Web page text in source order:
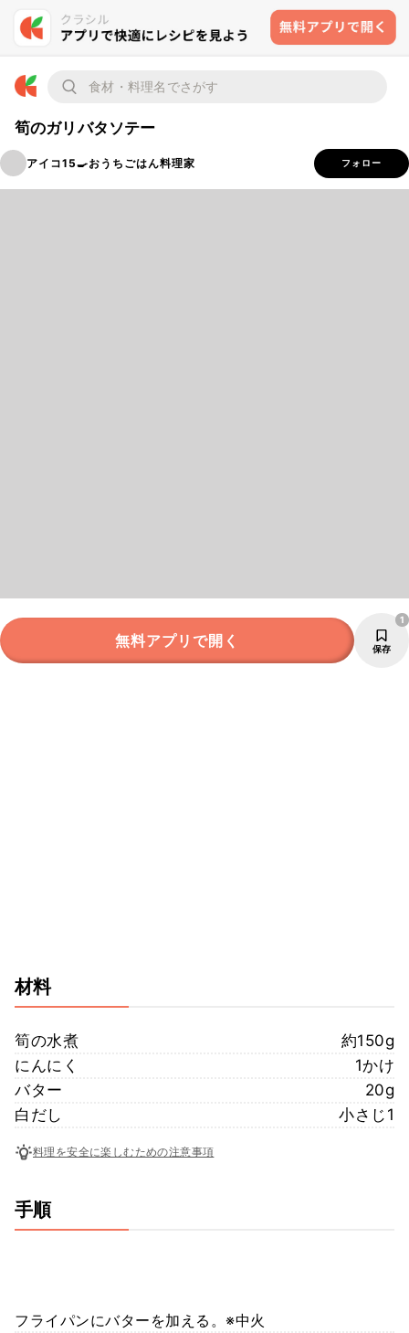
筍のガリバタソテー
アイコ15🍳おうちごはん料理家 フォロー
無料アプリで開く 保存
1
材料
筍の水煮
約150g
にんにく
1かけ
バター
20g
白だし
小さじ1
料理を安全に楽しむための注意事項
手順
フライパンにバターを加える。※中火